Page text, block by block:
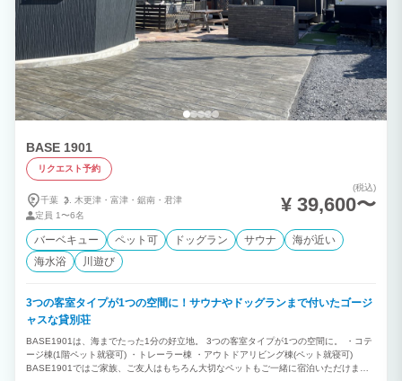
BASE 1901
リクエスト予約
千葉 木更津・ 富津・ 鋸南・ 君津
定員 1〜6名
(税込)
¥ 39,600〜
バーベキュー ペット可 ドッグラン サウナ
海が近い
海水浴
川遊び
3つの客室タイプが1つの空間に！サウナやドッグランまで付いたゴージ
ャスな貸別荘
BASE1901は、海までたった1分の好立地。 3つの客室タイプが1つの空間に。 ・コテ
ージ棟(1階ペット就寝可) ・トレーラー棟 ・アウトドアリビング棟(ペット就寝可)
BASE1901ではご家族、ご友人はもちろん大切なペットもご一緒に宿泊いただけま